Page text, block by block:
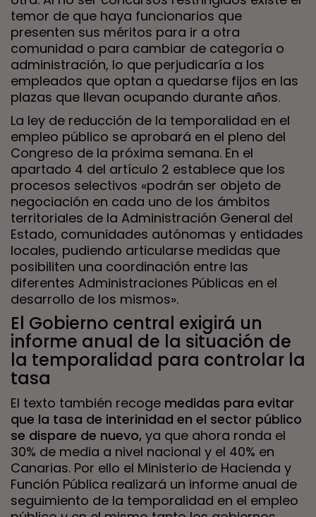
temor de que haya funcionarios que
presenten sus méritos para ir a otra
comunidad o para cambiar de categoría o
administración, lo que perjudicaría a los
empleados que optan a quedarse fijos en las
plazas que llevan ocupando durante años.
La ley de reducción de la temporalidad en el
empleo público se aprobará en el pleno del
Congreso de la próxima semana. En el
apartado 4 del artículo 2 establece que los
procesos selectivos «podrán ser objeto de
negociación en cada uno de los ámbitos
territoriales de la Administración General del
Estado, comunidades autónomas y entidades
locales, pudiendo articularse medidas que
posibiliten una coordinación entre las
diferentes Administraciones Públicas en el
desarrollo de los mismos».
El Gobierno central exigirá un
informe anual de la situación de
la temporalidad para controlar la
tasa
El texto también recoge medidas para evitar
que la tasa de interinidad en el sector público
se dispare de nuevo, ya que ahora ronda el
30% de media a nivel nacional y el 40% en
Canarias. Por ello el Ministerio de Hacienda y
Función Pública realizará un informe anual de
seguimiento de la temporalidad en el empleo